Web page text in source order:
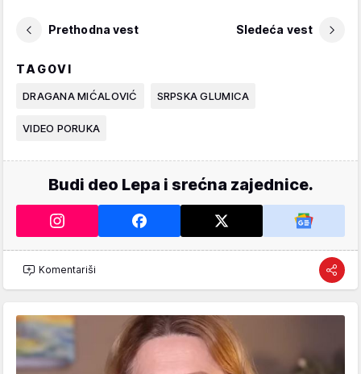
Prethodna vest Sledeća vest
TAGOVI
DRAGANA MIĆALOVIĆ SRPSKA GLUMICA
VIDEO PORUKA
Budi deo Lepa i srećna zajednice.
Komentariši